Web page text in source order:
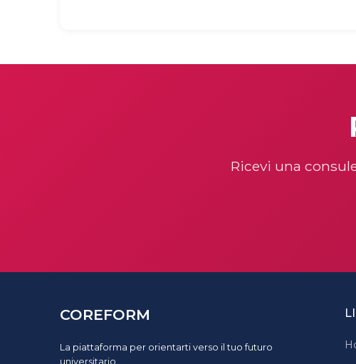
Ricevi una
COREFORM
La piattaforma per orientarti verso il tuo futuro
universitario.